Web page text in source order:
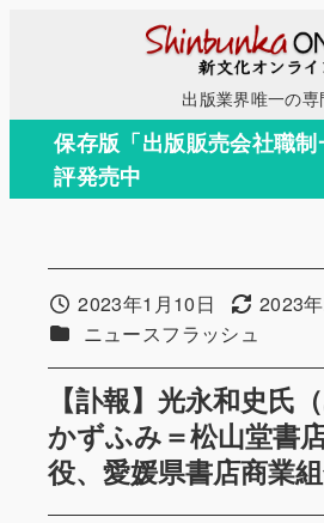
コ
テ
出版業界唯一の専
保存版「出版販売会社職
評発売中
【訃報】光永和史氏
かずふみ＝松山堂書
役、愛媛県書店商業組
投稿日2023年1月10日 更新日
2023
カテゴリー
ニュースフラッシュ